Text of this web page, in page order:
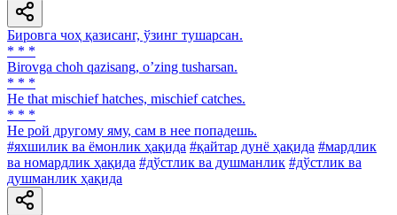
Бировга чоҳ қазисанг, ўзинг тушарсан.
* * *
Birovga choh qazisang, oʼzing tusharsan.
* * *
He that mischief hatches, mischief catches.
* * *
He рой другому яму, сам в нее попадешь.
#яхшилик ва ёмонлик ҳақида #қайтар дунё ҳақида #мардлик
ва номардлик ҳақида #дўстлик ва душманлик #дўстлик ва
душманлик ҳақида